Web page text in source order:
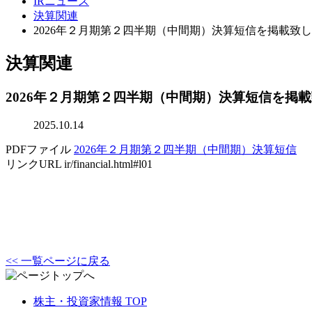
決算関連
2026年２月期第２四半期（中間期）決算短信を掲載致し
決算関連
2026年２月期第２四半期（中間期）決算短信を掲載
2025.10.14
PDFファイル 2026年２月期第２四半期（中間期）決算短信
リンクURL ir/financial.html#l01
<< 一覧ページに戻る
株主・投資家情報 TOP